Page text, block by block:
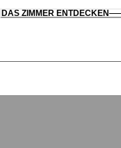
DAS ZIMMER ENTDECKEN